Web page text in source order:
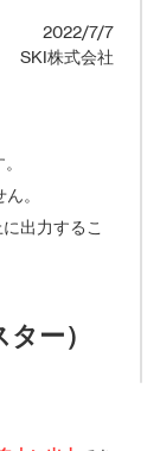
2022/7/7
SKI株式会社
。
出力するこ
ー）